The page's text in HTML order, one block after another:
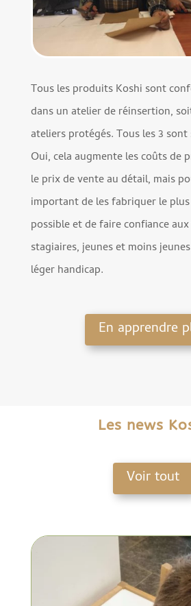
Tous les produits Koshi sont
dans un atelier de réinsertion,
ateliers protégés. Tous les 3
Oui, cela augmente les coûts de
le prix de vente au détail, mais
important de les fabriquer le
possible et de faire confiance
stagiaires, jeunes et moins
léger handicap.
En apprendre
Les news
Voir tout